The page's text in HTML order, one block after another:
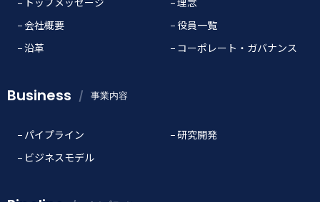
会社概要
役員一覧
沿革
コーポレート・ガバナンス
Business 事業内容
パイプライン
研究開発
ビジネスモデル